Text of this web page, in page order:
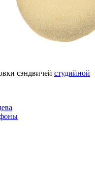
сэндвичей студийной